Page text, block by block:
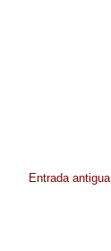
Entrada antigua